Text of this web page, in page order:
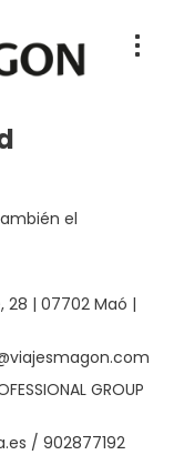
el
28 | 07702 Maó |
GROUP
/ 902877192